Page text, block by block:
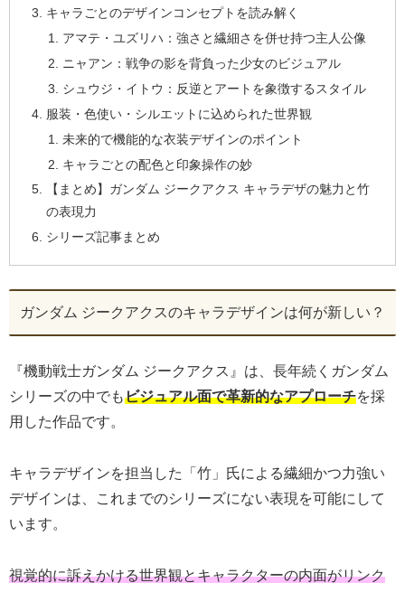
キャラごとのデザインコンセプトを読み解く
アマテ・ユズリハ：強さと繊細さを併せ持つ主人公像
ニャアン：戦争の影を背負った少女のビジュアル
シュウジ・イトウ：反逆とアートを象徴するスタイル
服装・色使い・シルエットに込められた世界観
未来的で機能的な衣装デザインのポイント
キャラごとの配色と印象操作の妙
【まとめ】ガンダム ジークアクス キャラデザの魅力と竹
の表現力
シリーズ記事まとめ
ガンダム ジークアクスのキャラデザインは何が新しい？
『機動戦士ガンダム ジークアクス』は、長年続くガンダム
シリーズの中でもビジュアル面で革新的なアプローチを採
用した作品です。
キャラデザインを担当した「竹」氏による繊細かつ力強い
デザインは、これまでのシリーズにない表現を可能にして
います。
視覚的に訴えかける世界観とキャラクターの内面がリンク